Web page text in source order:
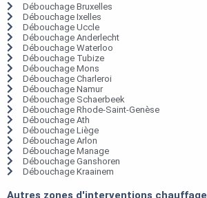
Débouchage Bruxelles
Débouchage Ixelles
Débouchage Uccle
Débouchage Anderlecht
Débouchage Waterloo
Débouchage Tubize
Débouchage Mons
Débouchage Charleroi
Débouchage Namur
Débouchage Schaerbeek
Débouchage Rhode-Saint-Genèse
Débouchage Ath
Débouchage Liège
Débouchage Arlon
Débouchage Manage
Débouchage Ganshoren
Débouchage Kraainem
Autres zones d'interventions chauffage